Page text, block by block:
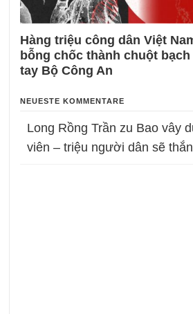
Hàng triệu công dân Việt
bỗng chốc thành chuột
tay Bộ Công An
NEUESTE KOMMENTARE
Long Rồng Trần zu Bao vây
viên – triệu người dân sẽ